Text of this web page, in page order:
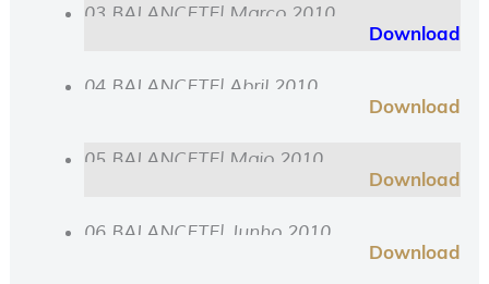
03 BALANCETE| Março 2010
Download
04 BALANCETE| Abril 2010
Download
05 BALANCETE| Maio 2010
Download
06 BALANCETE| Junho 2010
Download